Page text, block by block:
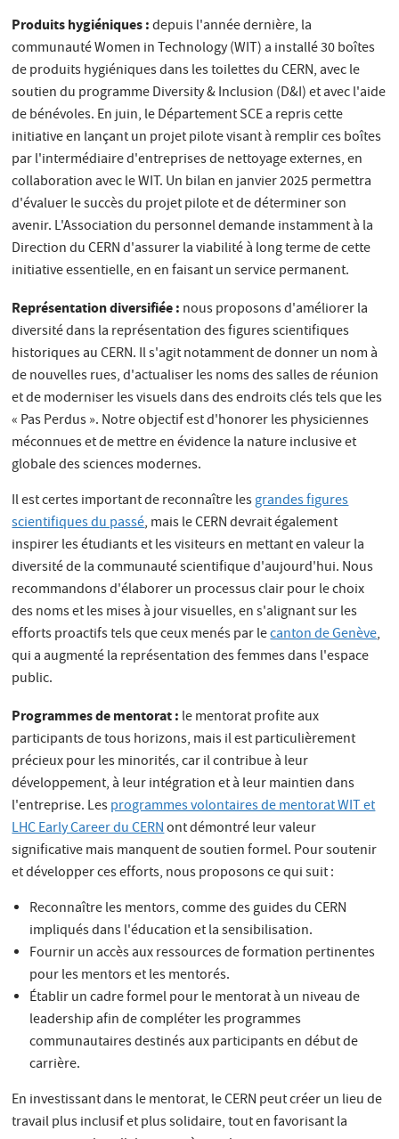
Produits hygiéniques :depuis l'année dernière, la
communauté Women in Technology (WIT) a installé 30 boîtes
de produits hygiéniques dans les toilettes du CERN, avec le
soutien du programme Diversity & Inclusion (D&I) et avec l'aide
de bénévoles. En juin, le Département SCE a repris cette
initiative en lançant un projet pilote visant à remplir ces boîtes
par l'intermédiaire d'entreprises de nettoyage externes, en
collaboration avec le WIT. Un bilan en janvier 2025 permettra
d'évaluer le succès du projet pilote et de déterminer son
avenir. L'Association du personnel demande instamment à la
Direction du CERN d'assurer la viabilité à long terme de cette
initiative essentielle, en en faisant un service permanent.
Représentation diversifiée : nous proposons d'améliorer la
diversité dans la représentation des figures scientifiques
historiques au CERN. Il s'agit notamment de donner un nom à
de nouvelles rues, d'actualiser les noms des salles de réunion
et de moderniser les visuels dans des endroits clés tels que les
« Pas Perdus ». Notre objectif est d'honorer les physiciennes
méconnues et de mettre en évidence la nature inclusive et
globale des sciences modernes.
Il est certes important de reconnaître lesgrandes figures
scientifiques du passé, mais le CERN devrait également
inspirer les étudiants et les visiteurs en mettant en valeur la
diversité de la communauté scientifique d'aujourd'hui. Nous
recommandons d'élaborer un processus clair pour le choix
des noms et les mises à jour visuelles, en s'alignant sur les
efforts proactifs tels que ceux menés par lecanton de Genève,
qui a augmenté la représentation des femmes dans l'espace
public.
Programmes de mentorat : le mentorat profite aux
participants de tous horizons, mais il est particulièrement
précieux pour les minorités, car il contribue à leur
développement, à leur intégration et à leur maintien dans
l'entreprise. Lesprogrammes volontaires de mentorat WIT et
LHC Early Career du CERNont démontré leur valeur
significative mais manquent de soutien formel. Pour soutenir
et développer ces efforts, nous proposons ce qui suit :
Reconnaître les mentors, comme des guides du CERN
impliqués dans l'éducation et la sensibilisation.
Fournir un accès aux ressources de formation pertinentes
pour les mentors et les mentorés.
Établir un cadre formel pour le mentorat à un niveau de
leadership afin de compléter les programmes
communautaires destinés aux participants en début de
carrière.
En investissant dans le mentorat, le CERN peut créer un lieu de
travail plus inclusif et plus solidaire, tout en favorisant la